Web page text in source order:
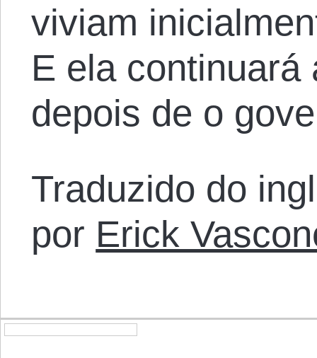
viviam
E ela continuará
depois de o
Traduzido do
por Erick